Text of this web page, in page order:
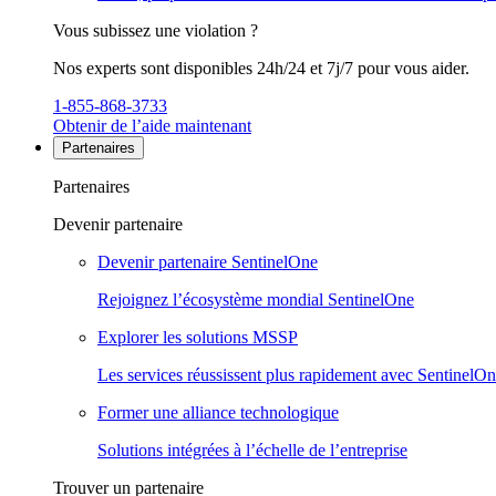
Vous subissez une violation ?
Nos experts sont disponibles 24h/24 et 7j/7 pour vous aider.
1-855-868-3733
Obtenir de l’aide maintenant
Partenaires
Partenaires
Devenir partenaire
Devenir partenaire SentinelOne
Rejoignez l’écosystème mondial SentinelOne
Explorer les solutions MSSP
Les services réussissent plus rapidement avec
Former une alliance technologique
Solutions intégrées à l’échelle de l’entreprise
Trouver un partenaire